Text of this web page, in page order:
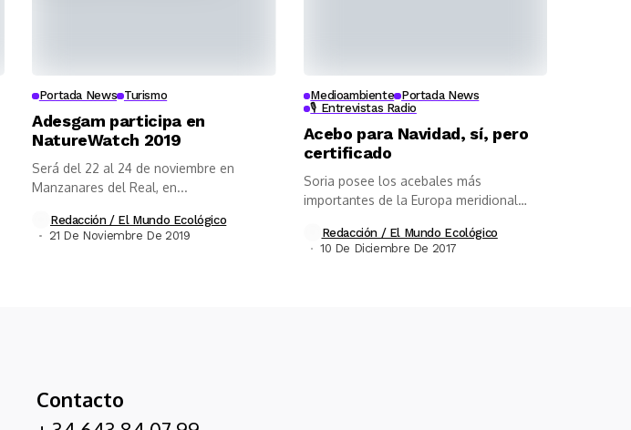
Portada News Turismo
Adesgam participa en
NatureWatch 2019
Será del 22 al 24 de noviembre en
Manzanares del Real, en...
Redacción / El Mundo Ecológico
21 De Noviembre De 2019
Medioambiente Portada News
🎙️ Entrevistas Radio
Acebo para Navidad, sí, pero
certificado
Soria posee los acebales más
importantes de la Europa meridional
Redacción / El Mundo Ecológico
10 De Diciembre De 2017
Contacto